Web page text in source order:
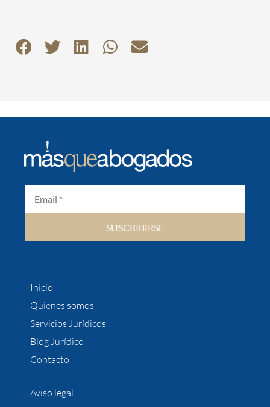
SUSCRIBIRSE
Inicio
Quienes somos
Servicios Jurídicos
Blog Jurídico
Contacto
Aviso legal